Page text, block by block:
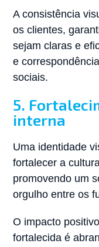
A consistência
os clientes,
sejam claras e
e
sociais.
5.
interna
Uma identidade
fortalecer a
promovendo um
orgulho entre os
O impacto
fortalecida é